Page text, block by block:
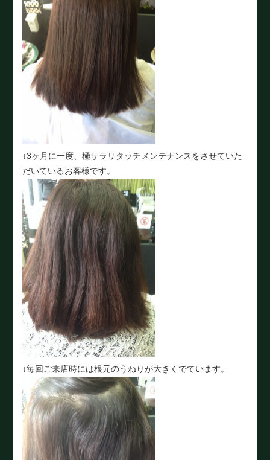
↓3ヶ月に一度、極サラリタッチメンテナンスをさせていた
だいているお客様です。
↓毎回ご来店時には根元のうねりが大きくでています。